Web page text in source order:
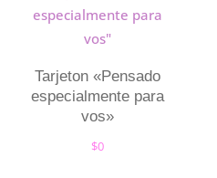
Tarjeton «Pensado
especialmente para
vos»
$0